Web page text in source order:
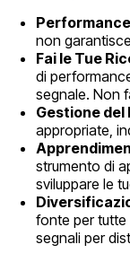
non
Fai le Tue
di
segnale. Non
Gestione del
appropriate,
strumento di
sviluppare le
fonte per tutte
segnali per